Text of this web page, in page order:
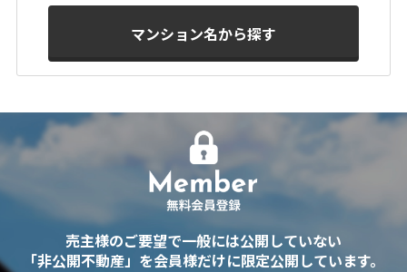
マンション名から探す
売主様のご要望で一般には公開していない
「非公開不動産」を会員様だけに限定公開しています。